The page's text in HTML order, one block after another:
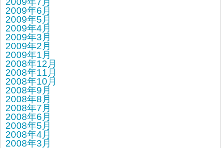
2009年6月
2009年5月
2009年4月
2009年3月
2009年2月
2009年1月
2008年12月
2008年11月
2008年10月
2008年9月
2008年8月
2008年7月
2008年6月
2008年5月
2008年4月
2008年3月